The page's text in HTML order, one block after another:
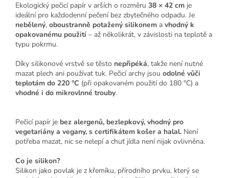
Ekologický pečicí papír v arších o rozměru 38 × 42 cm je
ideální pro každodenní pečení bez zbytečného odpadu. Je
nebělený, oboustranně potažený silikonem a vhodný k
opakovanému použití – až několikrát, v závislosti na teplotě a
typu pokrmu.
Díky silikonové vrstvě se těsto nepřipéká, takže není nutné
mazat plech ani používat tuk. Pečicí archy jsou odolné vůči
teplotám do 220 °C (při opakovaném použití do 180 °C) a
vhodné i do mikrovlnné trouby.
Pečicí papír je bez alergenů, bezlepkový, vhodný pro
vegetariány a vegany, s certifikátem košer a halal. Není
potřeba mazat, nic se nelepí a chuť jídla není nijak ovlivněna.
Co je silikon?
Silikon jako povlak je z křemíku, přírodního prvku, který se